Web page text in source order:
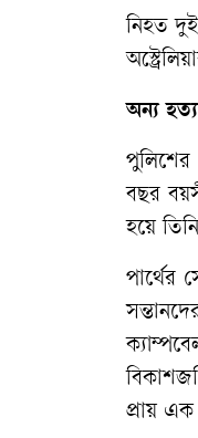
নিহত দুই
অন্য
পুলিশের
বছর
হয়ে তিনি
পার্থের
প্রায় এক